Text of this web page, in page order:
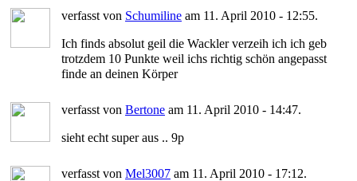
verfasst von Schumiline am 11. April 2010 - 12:55.
Ich finds absolut geil die Wackler verzeih ich ich geb
trotzdem 10 Punkte weil ichs richtig schön angepasst
finde an deinen Körper
verfasst von Bertone am 11. April 2010 - 14:47.
sieht echt super aus .. 9p
verfasst von Mel3007 am 11. April 2010 - 17:12.